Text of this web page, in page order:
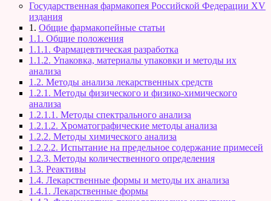
Государственная фармакопея Российской Федерации XV
издания
1. Общие фармакопейные статьи
1.1. Общие положения
1.1.1. Фармацевтическая разработка
1.1.2. Упаковка, материалы упаковки и методы их
анализа
1.2. Методы анализа лекарственных средств
1.2.1. Методы физического и физико-химического
анализа
1.2.1.1. Методы спектрального анализа
1.2.1.2. Хроматографические методы анализа
1.2.2. Методы химического анализа
1.2.2.2. Испытание на предельное содержание примесей
1.2.3. Методы количественного определения
1.3. Реактивы
1.4. Лекарственные формы и методы их анализа
1.4.1. Лекарственные формы